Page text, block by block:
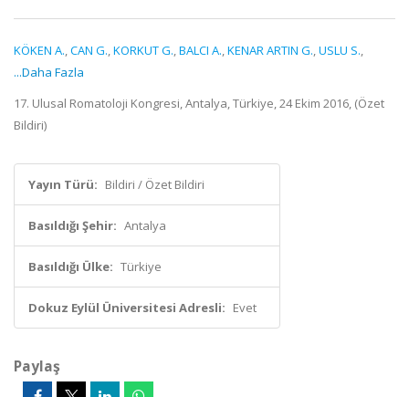
KÖKEN A.,CAN G.,KORKUT G.,BALCI A.,KENAR ARTIN G.,USLU S.,
...Daha Fazla
17. Ulusal Romatoloji Kongresi, Antalya, Türkiye, 24 Ekim 2016, (Özet
Bildiri)
Yayın Türü: Bildiri / Özet Bildiri
Basıldığı Şehir: Antalya
Basıldığı Ülke: Türkiye
Dokuz Eylül Üniversitesi Adresli: Evet
Paylaş